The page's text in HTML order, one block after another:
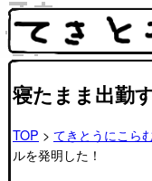
寝たまま出勤
TOP > てきとうにこら
ルを発明した！